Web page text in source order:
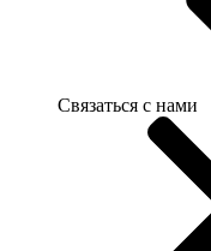
Связаться с нами